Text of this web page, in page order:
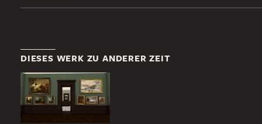
DIESES WERK ZU ANDERER ZEIT